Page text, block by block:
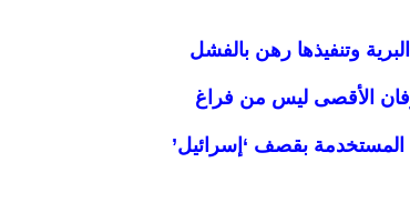
وتنفيذها رهن بالفشل
الأقصى ليس من فراغ
بقصف ‘إسرائيل’